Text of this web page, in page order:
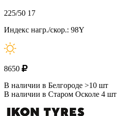
225/50 17
Индекс нагр./скор.: 98Y
8650
В наличии в Белгороде >10 шт
В наличии в Старом Осколе 4 шт